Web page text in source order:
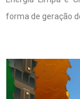
forma de geração